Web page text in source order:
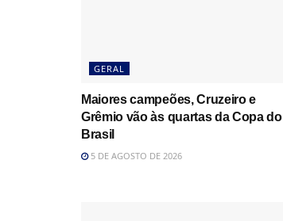
GERAL
Maiores campeões, Cruzeiro e
Grêmio vão às quartas da Copa do
Brasil
5 DE AGOSTO DE 2026